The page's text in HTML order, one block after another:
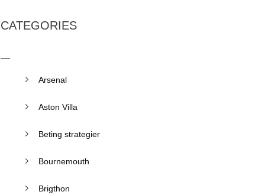
CATEGORIES
Arsenal
Aston Villa
Beting strategier
Bournemouth
Brigthon